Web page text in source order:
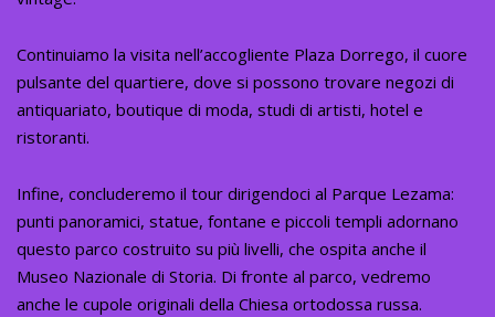
Continuiamo la visita nell’accogliente Plaza Dorrego, il cuore
pulsante del quartiere, dove si possono trovare negozi di
antiquariato, boutique di moda, studi di artisti, hotel e
ristoranti.
Infine, concluderemo il tour dirigendoci al Parque Lezama:
punti panoramici, statue, fontane e piccoli templi adornano
questo parco costruito su più livelli, che ospita anche il
Museo Nazionale di Storia. Di fronte al parco, vedremo
anche le cupole originali della Chiesa ortodossa russa.